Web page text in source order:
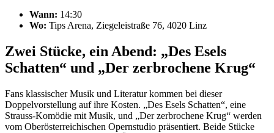
Wann: 14:30
Wo: Tips Arena, Ziegeleistraße 76, 4020 Linz
Zwei Stücke, ein Abend: „Des Esels
Schatten“ und „Der zerbrochene Krug“
Fans klassischer Musik und Literatur kommen bei dieser
Doppelvorstellung auf ihre Kosten. „Des Esels Schatten“, eine
Strauss-Komödie mit Musik, und „Der zerbrochene Krug“ werden
vom Oberösterreichischen Opernstudio präsentiert. Beide Stücke